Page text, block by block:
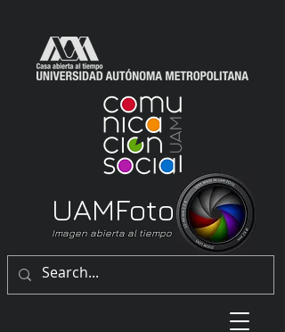
Imagen abierta al tiempo
UAMFoto